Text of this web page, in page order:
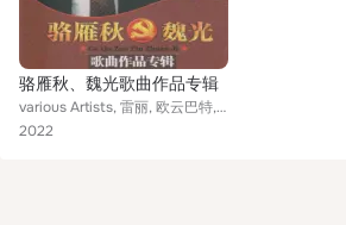
骆雁秋、魏光歌曲作品专辑
various Artists, 雷丽, 欧云巴特, 刘钊, 常思思, 戚小伟, 李旋, 赵辉, 郭瑞, 井怡丹, 李荣, 李霞
2022